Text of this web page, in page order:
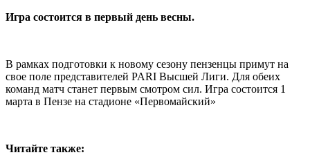
Игра состоится в первый день весны.
В рамках подготовки к новому сезону пензенцы примут на
свое поле представителей PARI Высшей Лиги. Для обеих
команд матч станет первым смотром сил. Игра состоится 1
марта в Пензе на стадионе «Первомайский»
Читайте также: